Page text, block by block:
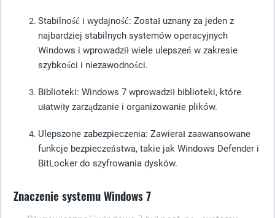
Stabilność i wydajność: Został uznany za jeden z
najbardziej stabilnych systemów operacyjnych
Windows i wprowadził wiele ulepszeń w zakresie
szybkości i niezawodności.
Biblioteki: Windows 7 wprowadził biblioteki, które
ułatwiły zarządzanie i organizowanie plików.
Ulepszone zabezpieczenia: Zawierał zaawansowane
funkcje bezpieczeństwa, takie jak Windows Defender i
BitLocker do szyfrowania dysków.
Znaczenie systemu Windows 7